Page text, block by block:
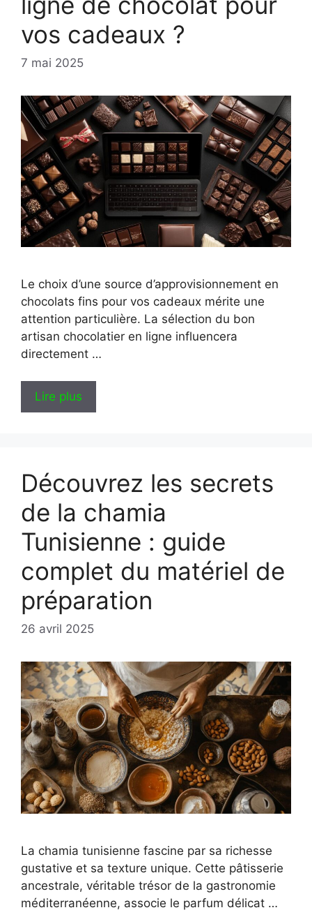
vos cadeaux ?
7 mai 2025
Le choix d’une source d’approvisionnement en
chocolats fins pour vos cadeaux mérite une
attention particulière. La sélection du bon
artisan chocolatier en ligne influencera
directement …
Lire plus
Découvrez les secrets
de la chamia
Tunisienne : guide
complet du matériel de
préparation
26 avril 2025
La chamia tunisienne fascine par sa richesse
gustative et sa texture unique. Cette pâtisserie
ancestrale, véritable trésor de la gastronomie
méditerranéenne, associe le parfum délicat …